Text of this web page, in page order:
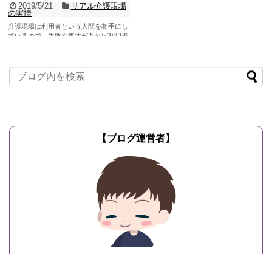
2019/5/21
リアル介護現場
の実情
介護現場は利用者という人間を相手にし
ているので、失敗や事故があれば利用者
【ブログ運営者】